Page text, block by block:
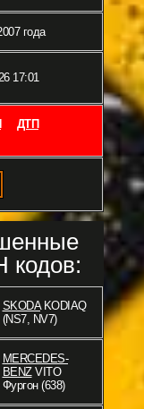
года
17:01
ДТП
SKODAKODIAQ
(NS7, NV7)
MERCEDES-
BENZVITO
Фургон (638)